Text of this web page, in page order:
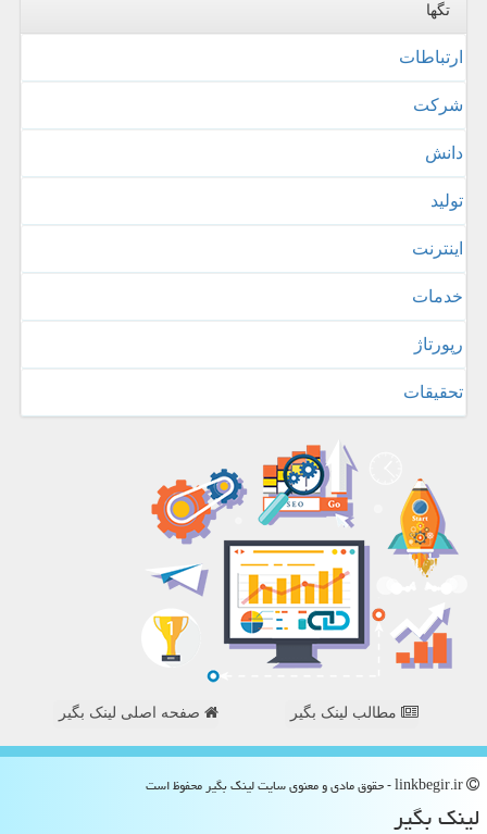
تگها
ارتباطات
شركت
دانش
تولید
اینترنت
خدمات
رپورتاژ
تحقیقات
مطالب لینک بگیر صفحه اصلی لینک بگیر
لینك بگیر